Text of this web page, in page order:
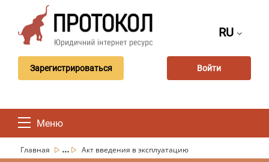
RU
Зарегистрироваться Войти
Меню
Главная ... Акт введения в эксплуатацию